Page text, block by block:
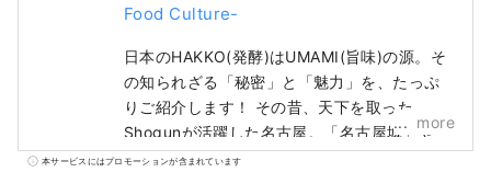
Food Culture-
日本のHAKKO(発酵)はUMAMI(旨味)の源。そ
の知られざる「秘密」と「魅力」を、たっぷ
りご紹介します！ その昔、天下を取った
Shogunが活躍した名古屋。「名古屋城」や
「ジブリパーク」が有名ですが、実は和食を
more
本サービスにはプロモーションが含まれています